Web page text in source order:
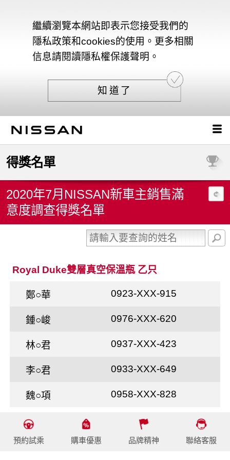
繼續瀏覽本網站即表示您接受我們的
隱私政策和cookies的使用。更多相關
信息請閱讀隱私權保護聲明。
知道了
得獎名單
2020年7月NISSAN新車主銷售滿
意度調查得獎名單
Royal Duke雙層真空保溫瓶 乙只
鄭○華 0923-XXX-915
鍾○峻 0976-XXX-620
林○君 0937-XXX-423
李○君 0933-XXX-649
魏○項 0958-XXX-828
預約試乘 購車優惠 品牌精神 聯絡客服